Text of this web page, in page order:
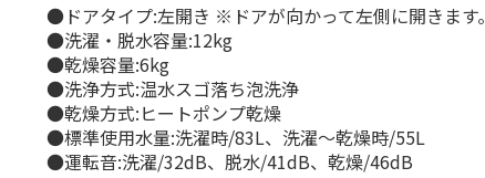
●ドアタイプ:左開き ※ドアが向かって左側に開きます。
●洗濯・脱水容量:12kg
●乾燥容量:6kg
●洗浄方式:温水スゴ落ち泡洗浄
●乾燥方式:ヒートポンプ乾燥
●標準使用水量:洗濯時/83L、洗濯～乾燥時/55L
●運転音:洗濯/32dB、脱水/41dB、乾燥/46dB